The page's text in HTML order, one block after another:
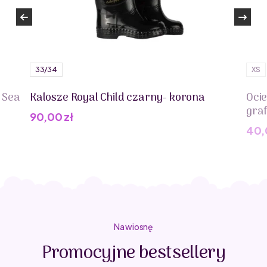
33/34
Kalosze Royal Child czarny- korona
90,00zł
XS
Na wiosnę
Promocyjne bestsellery